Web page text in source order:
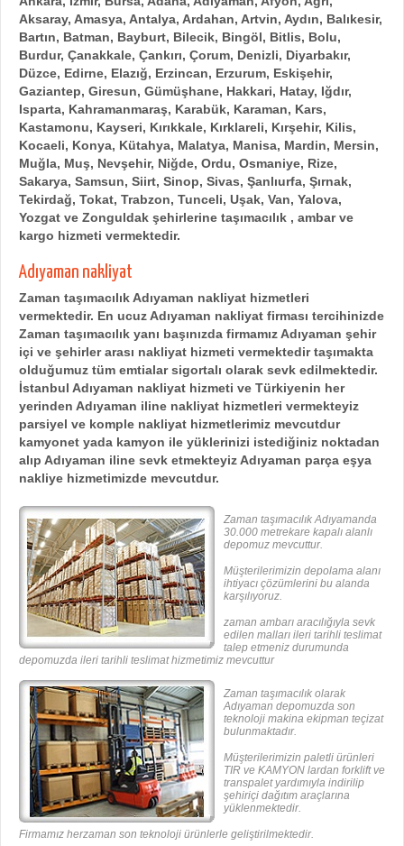
Aksaray, Amasya, Antalya, Ardahan, Artvin, Aydın, Balıkesir,
Bartın, Batman, Bayburt, Bilecik, Bingöl, Bitlis, Bolu,
Burdur, Çanakkale, Çankırı, Çorum, Denizli, Diyarbakır,
Düzce, Edirne, Elazığ, Erzincan, Erzurum, Eskişehir,
Gaziantep, Giresun, Gümüşhane, Hakkari, Hatay, Iğdır,
Isparta, Kahramanmaraş, Karabük, Karaman, Kars,
Kastamonu, Kayseri, Kırıkkale, Kırklareli, Kırşehir, Kilis,
Kocaeli, Konya, Kütahya, Malatya, Manisa, Mardin, Mersin,
Muğla, Muş, Nevşehir, Niğde, Ordu, Osmaniye, Rize,
Sakarya, Samsun, Siirt, Sinop, Sivas, Şanlıurfa, Şırnak,
Tekirdağ, Tokat, Trabzon, Tunceli, Uşak, Van, Yalova,
Yozgat ve Zonguldak şehirlerine taşımacılık , ambar ve
kargo hizmeti vermektedir.
Adıyaman nakliyat
Zaman taşımacılık Adıyaman nakliyat hizmetleri
vermektedir. En ucuz Adıyaman nakliyat firması tercihinizde
Zaman taşımacılık yanı başınızda firmamız Adıyaman şehir
içi ve şehirler arası nakliyat hizmeti vermektedir taşımakta
olduğumuz tüm emtialar sigortalı olarak sevk edilmektedir.
İstanbul Adıyaman nakliyat hizmeti ve Türkiyenin her
yerinden Adıyaman iline nakliyat hizmetleri vermekteyiz
parsiyel ve komple nakliyat hizmetlerimiz mevcutdur
kamyonet yada kamyon ile yüklerinizi istediğiniz noktadan
alıp Adıyaman iline sevk etmekteyiz Adıyaman parça eşya
nakliye hizmetimizde mevcutdur.
Zaman taşımacılık Adıyamanda
30.000 metrekare kapalı alanlı
depomuz mevcuttur.
Müşterilerimizin depolama alanı
ihtiyacı çözümlerini bu alanda
karşılıyoruz.
zaman ambarı aracılığıyla sevk
edilen malları ileri tarihli teslimat
talep etmeniz durumunda
depomuzda ileri tarihli teslimat hizmetimiz mevcuttur
Zaman taşımacılık olarak
Adıyaman depomuzda son
teknoloji makina ekipman teçizat
bulunmaktadır.
Müşterilerimizin paletli ürünleri
TIR ve KAMYON lardan forklift ve
transpalet yardımıyla indirilip
şehiriçi dağıtım araçlarına
yüklenmektedir.
Firmamız herzaman son teknoloji ürünlerle geliştirilmektedir.